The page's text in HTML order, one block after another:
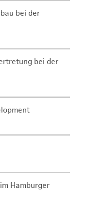
bei der
bei der
Hamburger